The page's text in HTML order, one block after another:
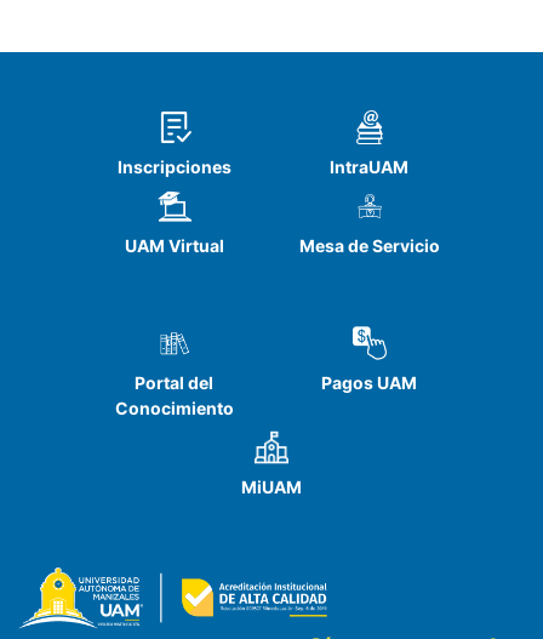
Inscripciones IntraUAM
UAM Virtual Mesa de Servicio
Portal del
Conocimiento
Pagos UAM
MiUAM